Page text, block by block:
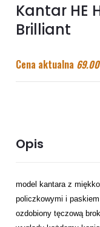
Kantar HE
Brilliant
Cena aktualna 69.00
Opis
model kantara z
policzkowymi i
ozdobiony tęczową